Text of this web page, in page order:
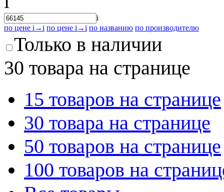
i
по цене i →i по цене i →i по названию по производителю
Только в наличии
30 товара на странице
15 товаров на странице
30 товара на странице
50 товаров на странице
100 товаров на